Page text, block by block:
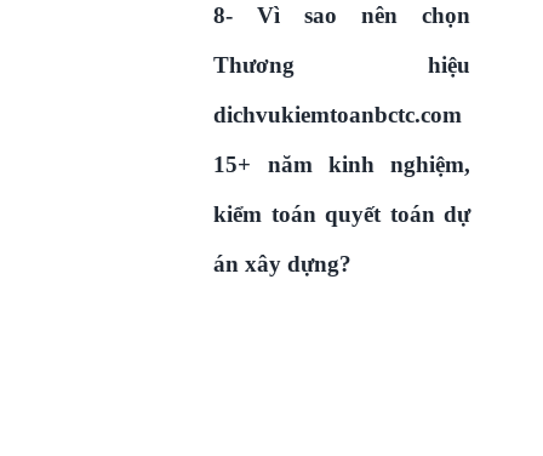
8- Vì sao nên chọn
Thương hiệu
dichvukiemtoanbctc.com
15+ năm kinh nghiệm,
kiểm toán quyết toán dự
án xây dựng?